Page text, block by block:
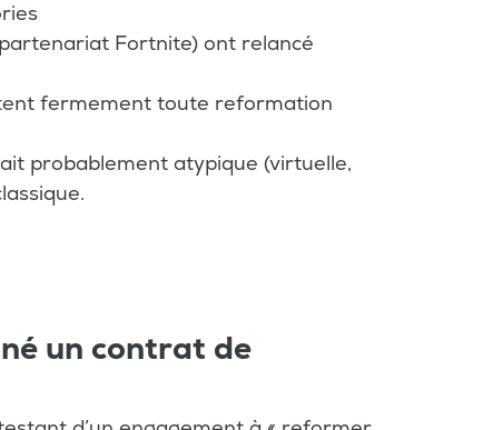
Fortnite) ont relancé
fermement toute reformation
probablement atypique (virtuelle,
un contrat de